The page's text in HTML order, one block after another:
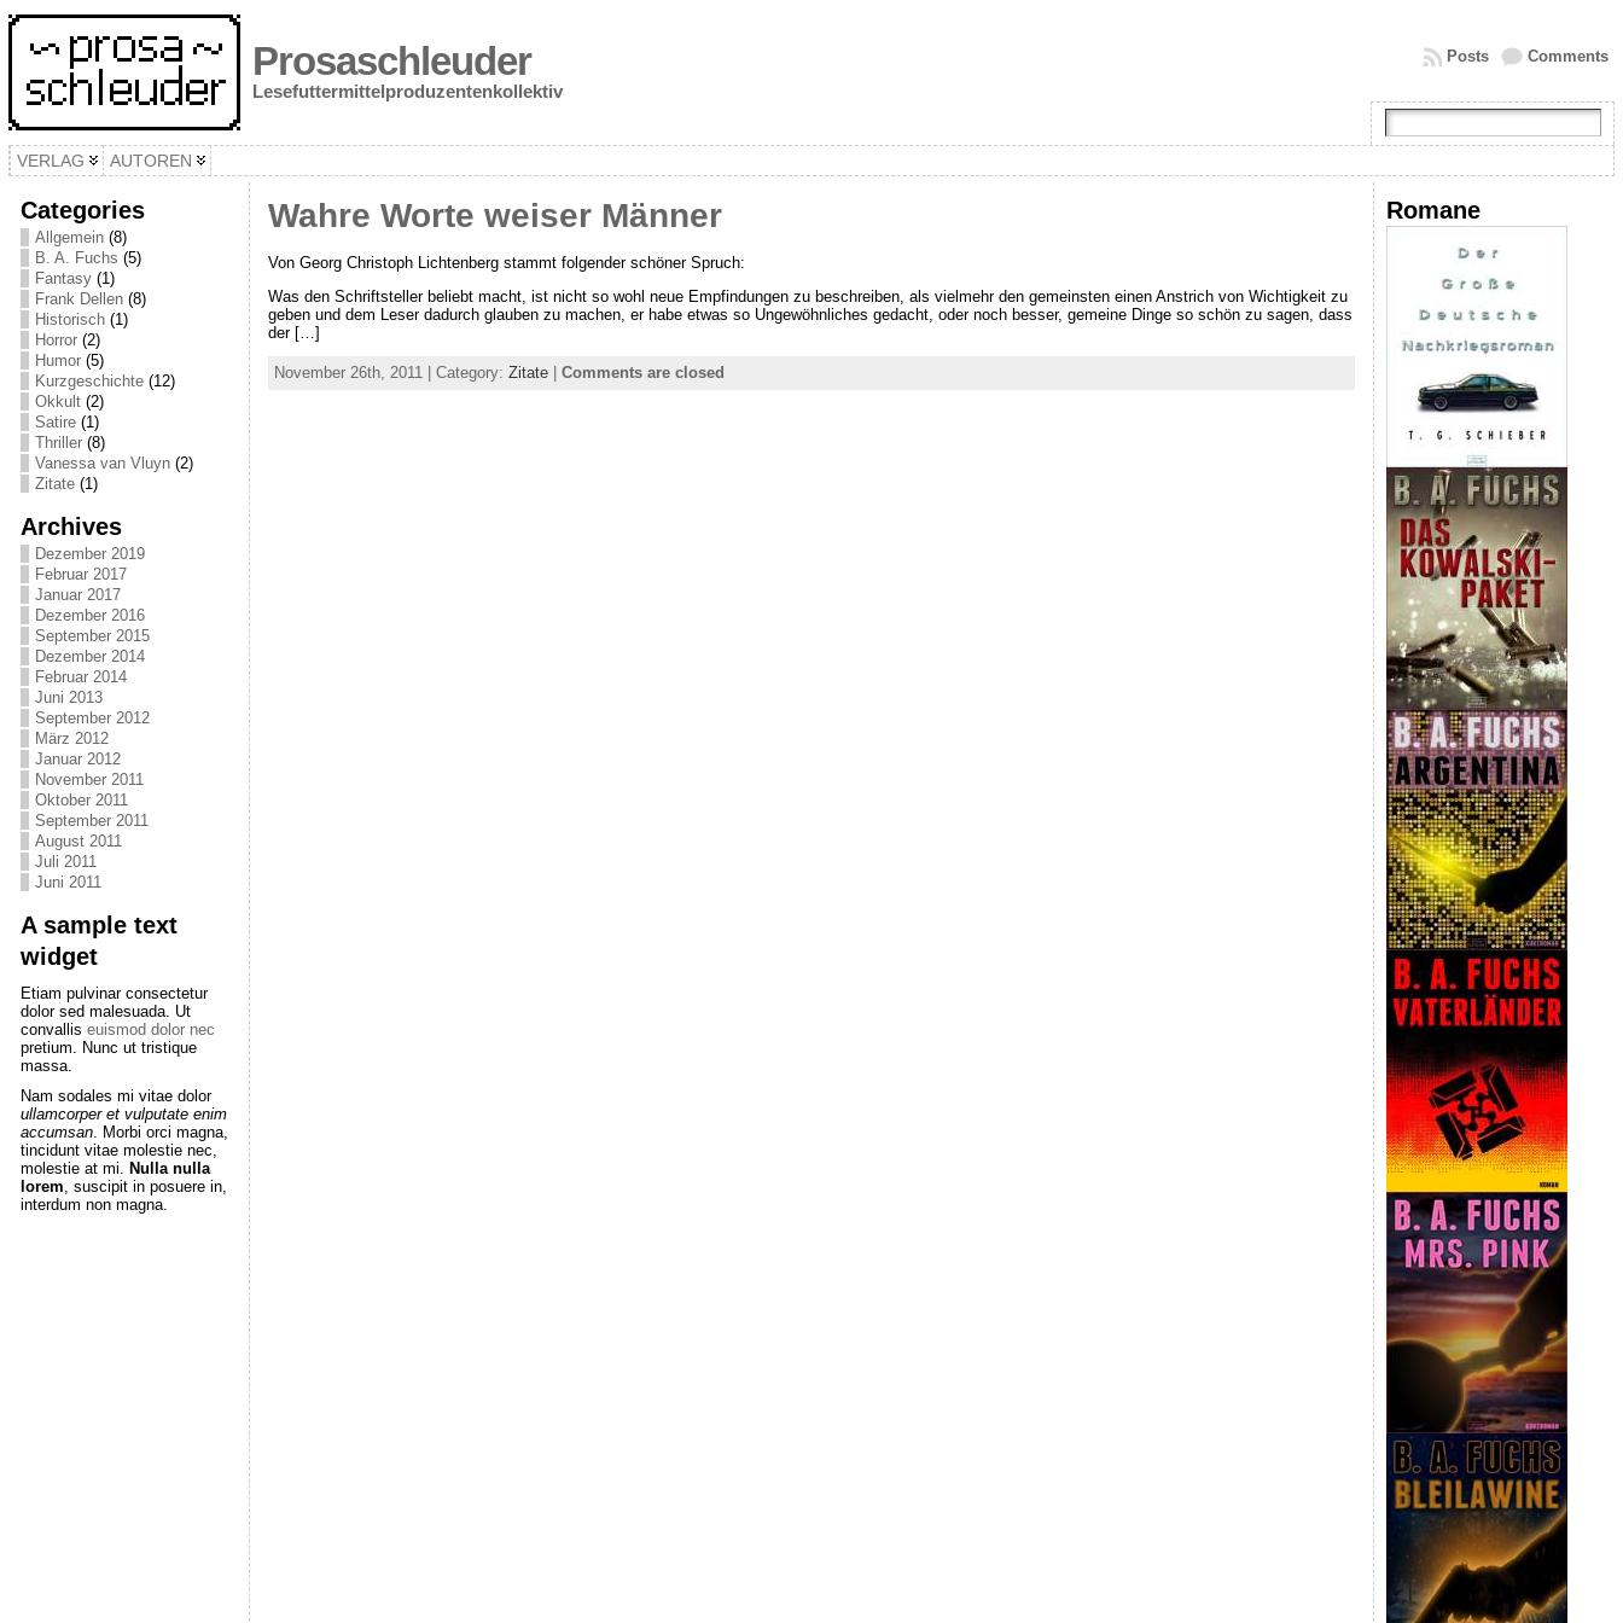
Prosaschleuder
Lesefuttermittelproduzentenkollektiv
Comments
Posts
VERLAG AUTOREN
Categories
Allgemein(8)
B. A. Fuchs (5)
Fantasy(1)
Frank Dellen(8)
Historisch(1)
Horror(2)
Humor(5)
Kurzgeschichte(12)
Okkult(2)
Satire(1)
Thriller(8)
Vanessa van Vluyn(2)
Zitate(1)
Archives
Dezember 2019
Februar 2017
Januar 2017
Dezember 2016
September 2015
Dezember 2014
Februar 2014
Juni 2013
September 2012
März 2012
Januar 2012
November 2011
Oktober 2011
September 2011
August 2011
Juli 2011
Juni 2011
A sample text
widget
Etiam pulvinar consectetur
dolor sed malesuada. Ut
convallis euismod dolor nec
pretium. Nunc ut tristique
massa.
Nam sodales mi vitae dolor
ullamcorper et vulputate enim
accumsan. Morbi orci magna,
tincidunt vitae molestie nec,
molestie at mi. Nulla nulla
lorem, suscipit in posuere in,
interdum non magna.
Wahre Worte weiser Männer
Von Georg Christoph Lichtenberg stammt folgender schöner Spruch:
Was den Schriftsteller beliebt macht, ist nicht so wohl neue Empfindungen zu beschreiben, als vielmehr den gemeinsten einen Anstrich von Wichtigkeit zu
geben und dem Leser dadurch glauben zu machen, er habe etwas so Ungewöhnliches gedacht, oder noch besser, gemeine Dinge so schön zu sagen, dass
der […]
November 26th, 2011 | Category: Zitate| Comments are closed
Romane